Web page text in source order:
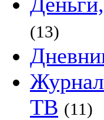
(13)
ТВ (11)